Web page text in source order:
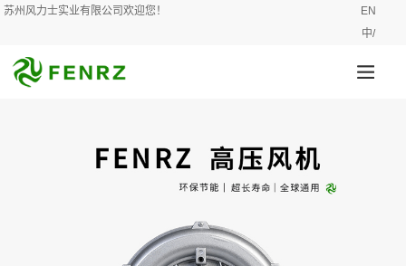
苏州风力士实业有限公司欢迎您！
EN
中/